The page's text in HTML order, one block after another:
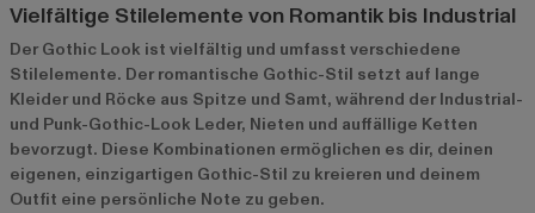
Vielfältige Stilelemente von Romantik bis Industrial
Der Gothic Look ist vielfältig und umfasst verschiedene
Stilelemente. Der romantische Gothic-Stil setzt auf lange
Kleider und Röcke aus Spitze und Samt, während der Industrial-
und Punk-Gothic-Look Leder, Nieten und auffällige Ketten
bevorzugt. Diese Kombinationen ermöglichen es dir, deinen
eigenen, einzigartigen Gothic-Stil zu kreieren und deinem
Outfit eine persönliche Note zu geben.